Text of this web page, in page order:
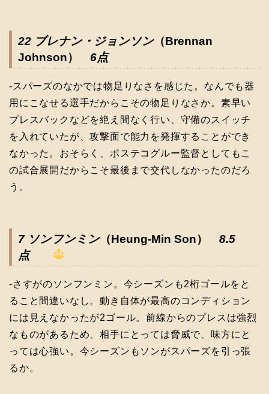
22 ブレナン・ジョンソン（Brennan
Johnson） 6点
-スパーズのなかでは物足りなさを感じた。なんでも器
用にこなせる選手だからこその物足りなさか。素早い
プレスバックなどを絶え間なく行い、守備のスイッチ
を入れていたが、攻撃面で能力を発揮することができ
なかった。おそらく、ポステコグルー監督としてもこ
の試合展開だからこそ最後まで交代しなかったのだろ
う。
7 ソンフンミン（Heung-Min Son） 8.5
点
-さすがのソンフンミン。今シーズンも2桁ゴールをと
ること間違いなし。動き自体が最高のコンディション
には見えなかったが2ゴール。前線からのプレスは強烈
なものがあるため、相手にとっては脅威で、味方にと
っては心強い。今シーズンもソンがスパーズを引っ張
るか。